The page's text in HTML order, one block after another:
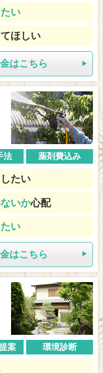
い
てほしい
はこちら
法 薬剤費込み
したい
いか心配
い
はこちら
案 環境診断